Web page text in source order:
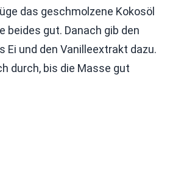
das geschmolzene Kokosöl
beides gut. Danach gib den
Ei und den Vanilleextrakt dazu.
durch, bis die Masse gut